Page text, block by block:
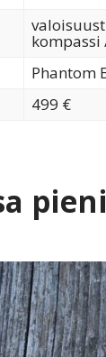
Phantom
499 €